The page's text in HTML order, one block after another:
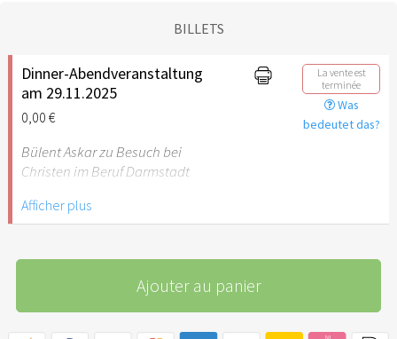
BILLETS
Dinner-Abendveranstaltung
am 29.11.2025
0,00 €
La vente est
terminée
Was
bedeutet das?
Bülent Askar zu Besuch bei
Christen im Beruf Darmstadt
Afficher plus
Ajouter au panier